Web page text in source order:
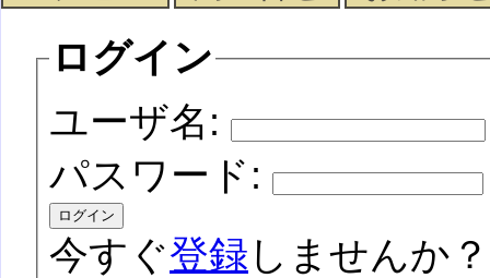
ログイン
ユーザ名:
パスワード:
今すぐ登録しませんか？